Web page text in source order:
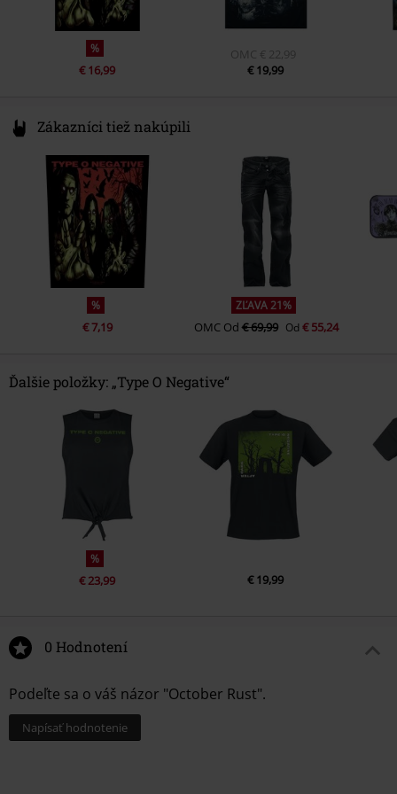
%
€ 16,99
OMC € 22,99
€ 19,99
Zákazníci tiež nakúpili
%
€ 7,19
ZĽAVA 21%
OMC Od€ 69,99 Od € 55,24
Ďalšie položky: „Type O Negative“
%
€ 23,99 € 19,99
0 Hodnotení
Podeľte sa o váš názor "October Rust".
Napísať hodnotenie